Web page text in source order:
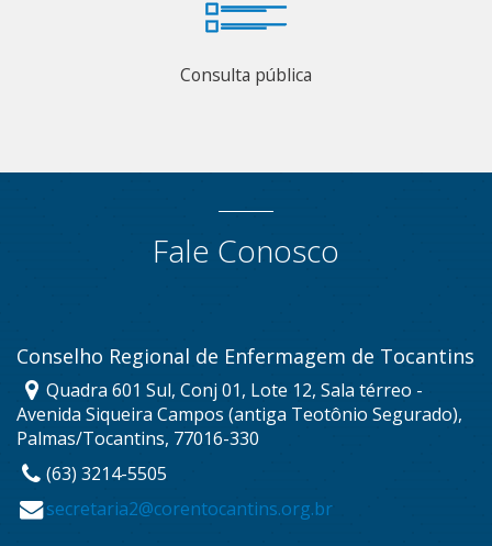
Consulta pública
Fale Conosco
Conselho Regional de Enfermagem de Tocantins
Quadra 601 Sul, Conj 01, Lote 12, Sala térreo -
Avenida Siqueira Campos (antiga Teotônio Segurado),
Palmas/Tocantins, 77016-330
(63) 3214-5505
secretaria2@corentocantins.org.br